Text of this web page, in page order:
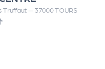
Truffaut — 37000 TOURS